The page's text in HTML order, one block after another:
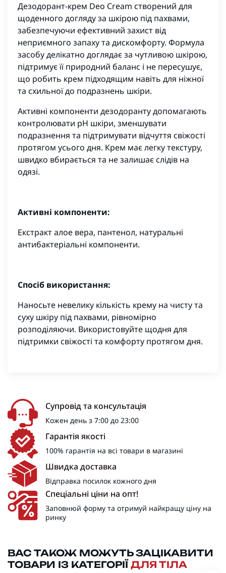
Дезодорант-крем Deo Cream створений для
щоденного догляду за шкірою під пахвами,
забезпечуючи ефективний захист від
неприємного запаху та дискомфорту. Формула
засобу делікатно доглядає за чутливою шкірою,
підтримує її природний баланс і не пересушує,
що робить крем підходящим навіть для ніжної
та схильної до подразнень шкіри.
Активні компоненти дезодоранту допомагають
контролювати рН шкіри, зменшувати
подразнення та підтримувати відчуття свіжості
протягом усього дня. Крем має легку текстуру,
швидко вбирається та не залишає слідів на
одязі.
Активні компоненти:
Екстракт алое вера, пантенол, натуральні
антибактеріальні компоненти.
Спосіб використання:
Наносьте невелику кількість крему на чисту та
суху шкіру під пахвами, рівномірно
розподіляючи. Використовуйте щодня для
підтримки свіжості та комфорту протягом дня.
Супровід та консультація
Кожен день з 7:00 до 23:00
Гарантія якості
100% гарантія на всі товари в магазині
Швидка доставка
Відправка посилок кожного дня
Спеціальні ціни на опт!
Заповнюй форму та отримуй найкращу ціну на
ринку
ВАС ТАКОЖ МОЖУТЬ ЗАЦІКАВИТИ
ТОВАРИ ІЗ КАТЕГОРІЇ ДЛЯ ТІЛА